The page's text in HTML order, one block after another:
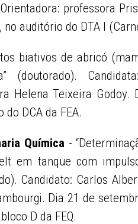
professora
no auditório do DTA I
biativos de abricó
(doutorado).
Helena Teixeira
do DCA da FEA.
Química -
em tanque com
Candidato: Carlos
Dia 21 de
D da FEQ.